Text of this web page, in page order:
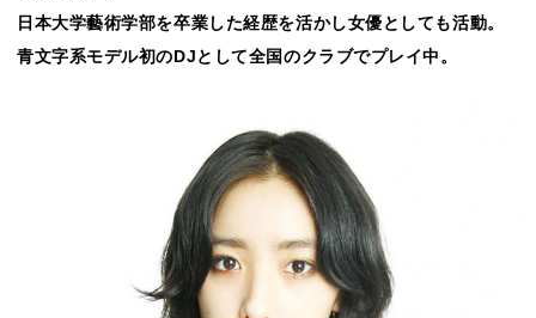
日本大学藝術学部を卒業した経歴を活かし女優としても活動。
青文字系モデル初のDJとして全国のクラブでプレイ中。